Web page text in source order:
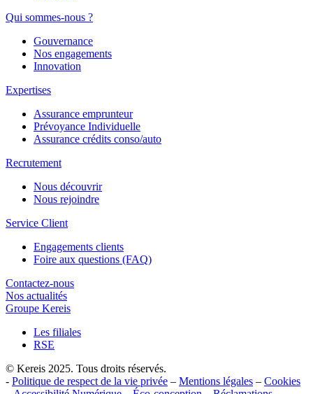
Qui sommes-nous ?
Gouvernance
Nos engagements
Innovation
Expertises
Assurance emprunteur
Prévoyance Individuelle
Assurance crédits conso/auto
Recrutement
Nous découvrir
Nous rejoindre
Service Client
Engagements clients
Foire aux questions (FAQ)
Contactez-nous
Nos actualités
Groupe Kereis
Les filiales
RSE
© Kereis 2025. Tous droits réservés.
- Politique de respect de la vie privée – Mentions légales – Cookies